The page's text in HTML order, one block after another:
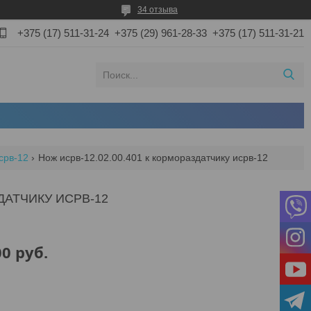
34 отзыва
+375 (17) 511-31-24 +375 (29) 961-28-33 +375 (17) 511-31-21
12 Нож исрв-12.02.00.401 к кормораздатчику исрв-12
ИСРВ-12
руб.